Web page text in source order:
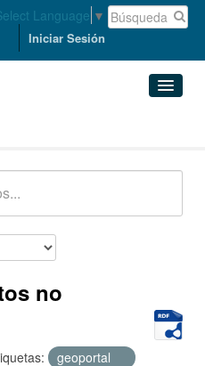
Language ▼
Iniciar Sesión
no
geoportal